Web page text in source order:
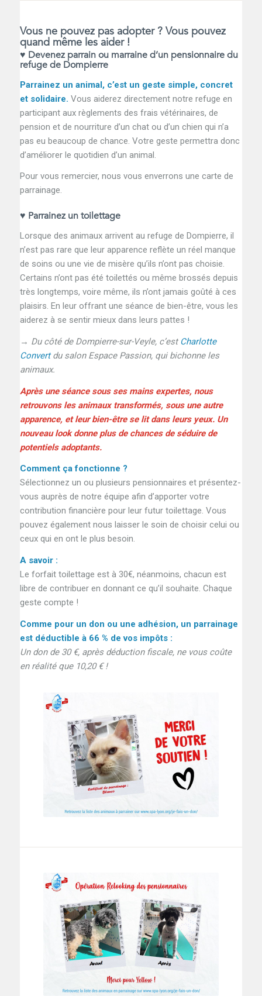
Vous ne pouvez pas adopter ? Vous pouvez
quand même les aider !
♥ Devenez parrain ou marraine d’un pensionnaire du
refuge de Dompierre
Parrainez un animal, c’est un geste simple, concret
et solidaire. Vous aiderez directement notre refuge en
participant aux règlements des frais vétérinaires, de
pension et de nourriture d’un chat ou d’un chien qui n’a
pas eu beaucoup de chance. Votre geste permettra donc
d’améliorer le quotidien d’un animal.
Pour vous remercier, nous vous enverrons une carte de
parrainage.
♥ Parrainez un toilettage
Lorsque des animaux arrivent au refuge de Dompierre, il
n’est pas rare que leur apparence reflète un réel manque
de soins ou une vie de misère qu’ils n’ont pas choisie.
Certains n’ont pas été toilettés ou même brossés depuis
très longtemps, voire même, ils n’ont jamais goûté à ces
plaisirs. En leur offrant une séance de bien-être, vous les
aiderez à se sentir mieux dans leurs pattes !
→ Du côté de Dompierre-sur-Veyle, c’estCharlotte
Convertdu salon Espace Passion, qui bichonne les
animaux.
Après une séance sous ses mains expertes, nous
retrouvons les animaux transformés, sous une autre
apparence, et leur bien-être se lit dans leurs yeux. Un
nouveau look donne plus de chances de séduire de
potentiels adoptants.
Comment ça fonctionne ?
Sélectionnez un ou plusieurs pensionnaires et présentez-
vous auprès de notre équipe afin d’apporter votre
contribution financière pour leur futur toilettage. Vous
pouvez également nous laisser le soin de choisir celui ou
ceux qui en ont le plus besoin.
A savoir :
Le forfait toilettage est à 30€, néanmoins, chacun est
libre de contribuer en donnant ce qu’il souhaite. Chaque
geste compte !
Comme pour un don ou une adhésion, un parrainage
est déductible à 66 % de vos impôts :
Un don de 30 €, après déduction fiscale, ne vous coûte
en réalité que 10,20 € !